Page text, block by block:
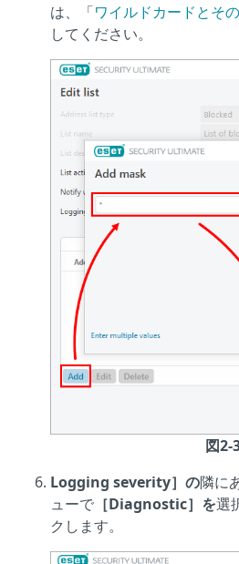
は、「ワイルドカードとそ
してください。
図2-
Logging severity］の隣に
ューで ［Diagnostic］を選
クします。